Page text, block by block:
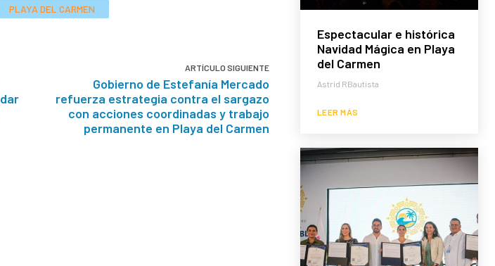
PLAYA DEL CARMEN
ARTÍCULO SIGUIENTE
Gobierno de Estefanía Mercado
refuerza estrategia contra el sargazo
con acciones coordinadas y trabajo
permanente en Playa del Carmen
Espectacular e histórica
Navidad Mágica en Playa
del Carmen
Astrid RBautista
LEER MÁS